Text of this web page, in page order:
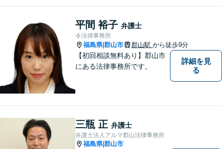
安心の第一歩を踏み出しまし
ょう。お気軽にお問い合わせ
ください。
平間 裕子 弁護士
令法律事務所
福島県|郡山市 郡山駅 から徒歩9分
【初回相談無料あり】郡山市
にある法律事務所です。
詳細を見
る
三瓶 正 弁護士
弁護士法人アルマ郡山法律事務所
福島県|郡山市